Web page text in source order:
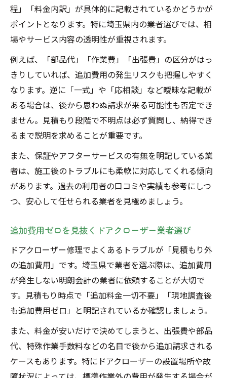
程」「料金内訳」が具体的に記載されているかどうかが
ポイントとなります。特に埼玉県内の業者選びでは、相
場やサービス内容の透明性が重視されます。
例えば、「部品代」「作業費」「出張費」の区分がはっ
きりしていれば、追加費用の発生リスクも把握しやすく
なります。逆に「一式」や「応相談」など曖昧な記載が
ある場合は、後から思わぬ請求が来る可能性も否定でき
ません。見積もり段階で不明点は必ず質問し、納得でき
るまで説明を求めることが重要です。
また、保証やアフターサービスの有無を明記している業
者は、施工後のトラブルにも柔軟に対応してくれる傾向
があります。過去の利用者の口コミや実績も参考にしつ
つ、安心して任せられる業者を見極めましょう。
追加費用ゼロを見抜くドアクローザー業者選び
ドアクローザー修理でよくあるトラブルが「見積もり外
の追加費用」です。埼玉県で業者を選ぶ際は、追加費用
が発生しない明朗会計の業者に依頼することが大切で
す。見積もり時点で「追加料金一切不要」「現地調査後
も追加費用ゼロ」と明記されているか確認しましょう。
また、料金が安いだけで決めてしまうと、出張費や部品
代、特殊作業手数料などの名目で後から追加請求される
ケースもあります。特にドアクローザーの設置場所や故